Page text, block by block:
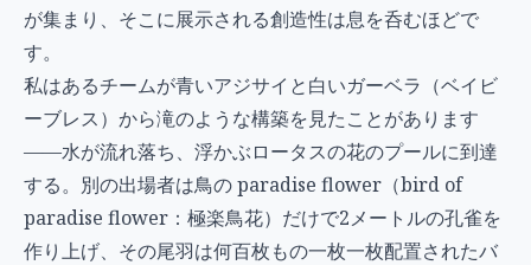
が集まり、そこに展示される創造性は息を呑むほどで
す。
私はあるチームが青いアジサイと白いガーベラ（ベイビ
ーブレス）から滝のような構築を見たことがあります
——水が流れ落ち、浮かぶロータスの花のプールに到達
する。別の出場者は鳥の paradise flower（bird of
paradise flower：極楽鳥花）だけで2メートルの孔雀を
作り上げ、その尾羽は何百枚もの一枚一枚配置されたバ